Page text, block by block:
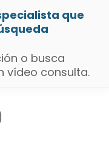
que
o busca
vídeo consulta.